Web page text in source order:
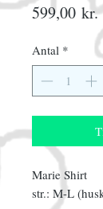
599,00 kr.
Antal *
Marie Shirt
str.: M-L